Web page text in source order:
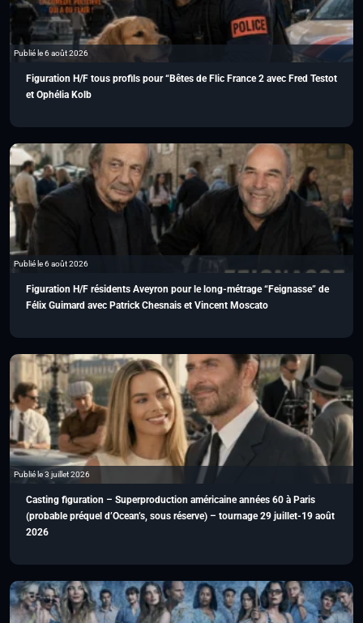
Publié le 6 août 2026
Figuration H/F tous profils pour “Bêtes de Flic France 2 avec Fred Testot
et Ophélia Kolb
Publié le 6 août 2026
Figuration H/F résidents Aveyron pour le long-métrage “Feignasse” de
Félix Guimard avec Patrick Chesnais et Vincent Moscato
Publié le 3 juillet 2026
Casting figuration – Superproduction américaine années 60 à Paris
(probable préquel d’Ocean’s, sous réserve) – tournage 29 juillet-19 août
2026